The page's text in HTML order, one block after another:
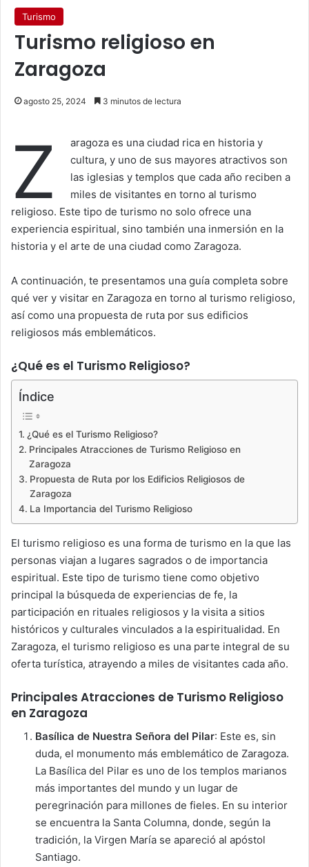
Turismo
Turismo religioso en
Zaragoza
agosto 25, 2024 3 minutos de lectura
Z
aragoza es una ciudad rica en historia y
cultura, y uno de sus mayores atractivos son
las iglesias y templos que cada año reciben a
miles de visitantes en torno al turismo
religioso. Este tipo de turismo no solo ofrece una
experiencia espiritual, sino también una inmersión en la
historia y el arte de una ciudad como Zaragoza.
A continuación, te presentamos una guía completa sobre
qué ver y visitar en Zaragoza en torno al turismo religioso,
así como una propuesta de ruta por sus edificios
religiosos más emblemáticos.
¿Qué es el Turismo Religioso?
Índice
¿Qué es el Turismo Religioso?
Principales Atracciones de Turismo Religioso en
Zaragoza
Propuesta de Ruta por los Edificios Religiosos de
Zaragoza
La Importancia del Turismo Religioso
El turismo religioso es una forma de turismo en la que las
personas viajan a lugares sagrados o de importancia
espiritual. Este tipo de turismo tiene como objetivo
principal la búsqueda de experiencias de fe, la
participación en rituales religiosos y la visita a sitios
históricos y culturales vinculados a la espiritualidad. En
Zaragoza, el turismo religioso es una parte integral de su
oferta turística, atrayendo a miles de visitantes cada año.
Principales Atracciones de Turismo Religioso
en Zaragoza
Basílica de Nuestra Señora del Pilar: Este es, sin
duda, el monumento más emblemático de Zaragoza.
La Basílica del Pilar es uno de los templos marianos
más importantes del mundo y un lugar de
peregrinación para millones de fieles. En su interior
se encuentra la Santa Columna, donde, según la
tradición, la Virgen María se apareció al apóstol
Santiago.